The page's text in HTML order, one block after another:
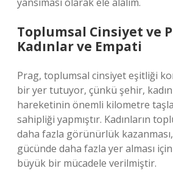
Toplumsal Cinsiyet ve
Kadınlar ve Empati
Prag, toplumsal cinsiyet eşitliği
bir yer tutuyor, çünkü şehir, kadın
hareketinin önemli kilometre
sahipliği yapmıştır. Kadınların
daha fazla görünürlük
gücünde daha fazla yer alması
büyük bir mücadele verilmiştir.